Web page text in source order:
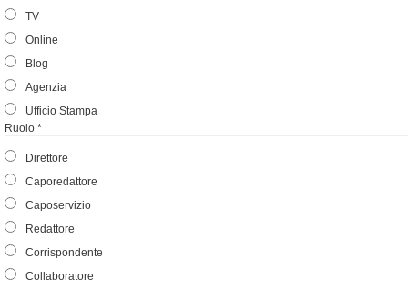
TV
Online
Blog
Agenzia
Ufficio Stampa
Ruolo *
Direttore
Caporedattore
Caposervizio
Redattore
Corrispondente
Collaboratore